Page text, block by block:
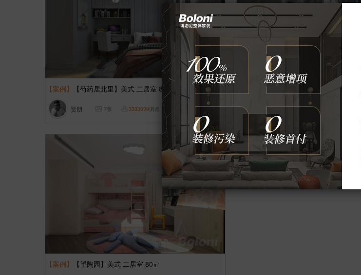
【案例】 【芍药居北里】美式 二居室 80㎡
贾朋 7张 3333099浏览 这样装修多少钱?
【融泽家园】美式 二居室 70㎡
李铭 6张
【案例】 【望陶园】美式 二居室 80㎡